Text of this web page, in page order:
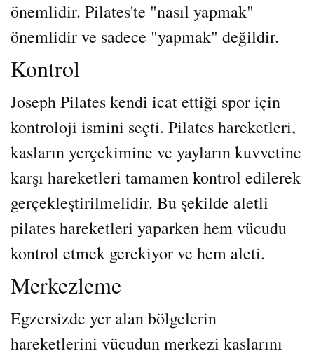
önemlidir. Pilates'te "nasıl yapmak"
önemlidir ve sadece "yapmak" değildir.
Kontrol
Joseph Pilates kendi icat ettiği spor için
kontroloji ismini seçti. Pilates hareketleri,
kasların yerçekimine ve yayların kuvvetine
karşı hareketleri tamamen kontrol edilerek
gerçekleştirilmelidir. Bu şekilde aletli
pilates hareketleri yaparken hem vücudu
kontrol etmek gerekiyor ve hem aleti.
Merkezleme
Egzersizde yer alan bölgelerin
hareketlerini vücudun merkezi kaslarını